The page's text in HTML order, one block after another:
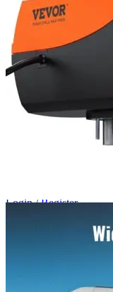
Login / Register